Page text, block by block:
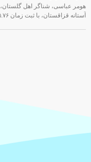
هومر عباسی، شناگر اهل
آستانه قزاقستان، با ثبت زمان ۲۵.۷۶ ثانیه در ماده ۵۰ متر کرال پشت به مدال طلا